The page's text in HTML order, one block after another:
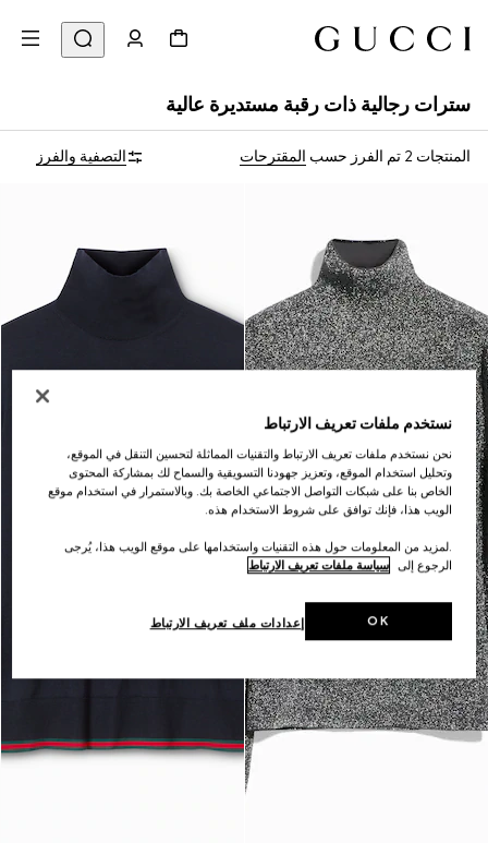
سترات رجالية ذات رقبة مستديرة عالية
المنتجات 2 تم الفرز حسب المقترحات التصفية والفرز
نستخدم ملفات تعريف الارتباط
نحن نستخدم ملفات تعريف الارتباط والتقنيات المماثلة لتحسين التنقل في الموقع،
وتحليل استخدام الموقع، وتعزيز جهودنا التسويقية والسماح لك بمشاركة المحتوى
الخاص بنا على شبكات التواصل الاجتماعي الخاصة بك. وبالاستمرار في استخدام موقع
الويب هذا، فإنك توافق على شروط الاستخدام هذه.
.لمزيد من المعلومات حول هذه التقنيات واستخدامها على موقع الويب هذا، يُرجى
الرجوع إلى سياسة ملفات تعريف الارتباط
إعدادات ملف تعريف الارتباط OK